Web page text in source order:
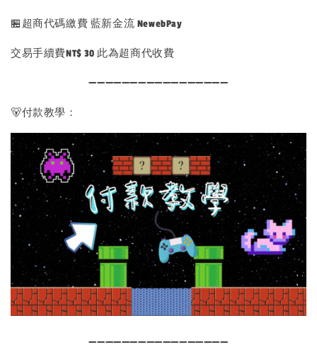
🏪超商代碼繳費 藍新金流 NewebPay
交易手續費NT$ 30 此為超商代收費
➖➖➖➖➖➖➖➖➖➖➖➖➖➖➖➖➖
🐻付款教學：
➖➖➖➖➖➖➖➖➖➖➖➖➖➖➖➖➖